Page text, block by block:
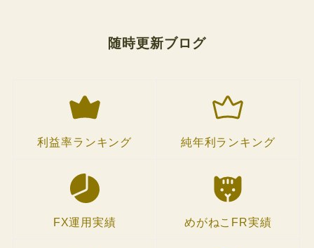
随時更新ブログ
利益率ランキング 純年利ランキング
FX運用実績 めがねこFR実績